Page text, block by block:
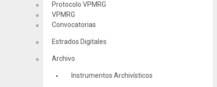
Protocolo VPMRG
VPMRG
Convocatorias
Estrados Digitales
Archivo
Instrumentos Archivísticos